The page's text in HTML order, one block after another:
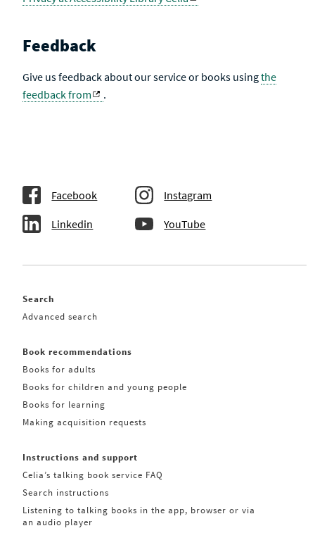
Feedback
Give us feedback about our service or books usingthe
feedback from
.
Facebook Instagram
Linkedin YouTube
Search
Advanced search
Book recommendations
Books for adults
Books for children and young people
Books for learning
Making acquisition requests
Instructions and support
Celia’s talking book service FAQ
Search instructions
Listening to talking books in the app, browser or via
an audio player